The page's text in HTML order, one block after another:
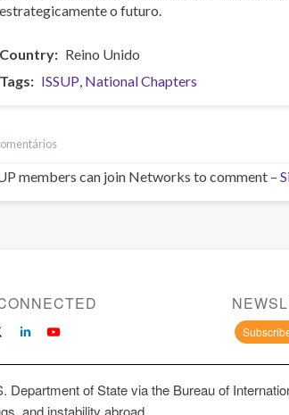
estrategicamente o futuro.
Country
Reino Unido
Tags
ISSUP National Chapters
members can join Networks to comment –
Department of State via the Bureau of
and instability abroad.